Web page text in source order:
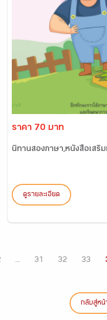
ราคา 70 บาท
นิทานสองภาษา,หนังสือเสริ
ดูรายละเอียด
... 31 32 33
กลับสู่หน้